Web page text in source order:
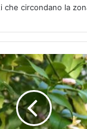
circondano la